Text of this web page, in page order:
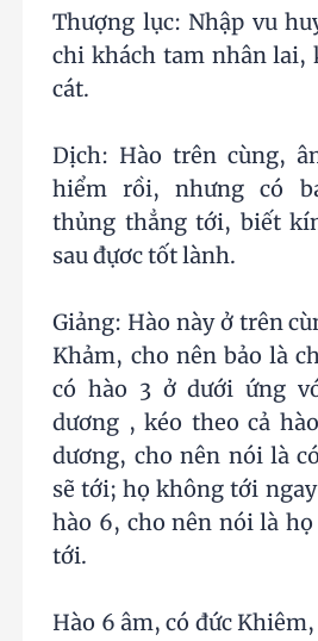
Thượng lục: Nhập vu
chi khách tam nhân lai,
cát.
Dịch: Hào trên cùng,
hiểm rồi, nhưng có
thủng thẳng tới, biết
sau đựơc tốt lành.
Giảng: Hào này ở trên
Khảm, cho nên bảo là
có hào 3 ở dưới ứng
dương , kéo theo cả
dương, cho nên nói là
sẽ tới; họ không tới
hào 6, cho nên nói là
tới.
Hào 6 âm, có đức